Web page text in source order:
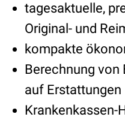
tagesaktuelle,
Original- und
kompakte
Berechnung von
auf Erstattungen
Krankenkassen-